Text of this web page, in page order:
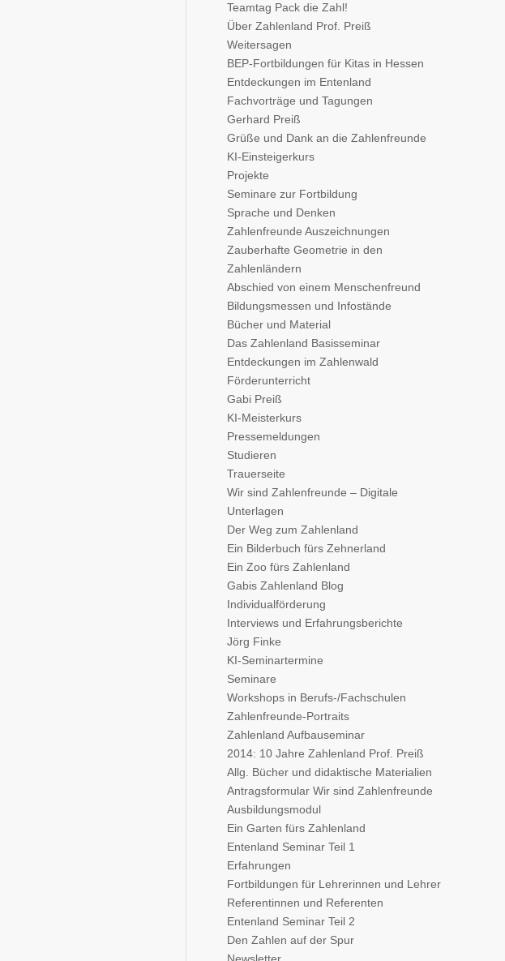
Teamtag Pack die Zahl!
Über Zahlenland Prof. Preiß
Weitersagen
BEP-Fortbildungen für Kitas in Hessen
Entdeckungen im Entenland
Fachvorträge und Tagungen
Gerhard Preiß
Grüße und Dank an die Zahlenfreunde
KI-Einsteigerkurs
Projekte
Seminare zur Fortbildung
Sprache und Denken
Zahlenfreunde Auszeichnungen
Zauberhafte Geometrie in den
Zahlenländern
Abschied von einem Menschenfreund
Bildungsmessen und Infostände
Bücher und Material
Das Zahlenland Basisseminar
Entdeckungen im Zahlenwald
Förderunterricht
Gabi Preiß
KI-Meisterkurs
Pressemeldungen
Studieren
Trauerseite
Wir sind Zahlenfreunde – Digitale
Unterlagen
Der Weg zum Zahlenland
Ein Bilderbuch fürs Zehnerland
Ein Zoo fürs Zahlenland
Gabis Zahlenland Blog
Individualförderung
Interviews und Erfahrungsberichte
Jörg Finke
KI-Seminartermine
Seminare
Workshops in Berufs-/Fachschulen
Zahlenfreunde-Portraits
Zahlenland Aufbauseminar
2014: 10 Jahre Zahlenland Prof. Preiß
Allg. Bücher und didaktische Materialien
Antragsformular Wir sind Zahlenfreunde
Ausbildungsmodul
Ein Garten fürs Zahlenland
Entenland Seminar Teil 1
Erfahrungen
Fortbildungen für Lehrerinnen und Lehrer
Referentinnen und Referenten
Entenland Seminar Teil 2
Den Zahlen auf der Spur